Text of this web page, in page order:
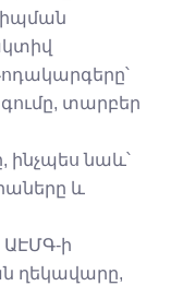
տարբեր
ինչպես նաև՝
և
ի
ղեկավարը,